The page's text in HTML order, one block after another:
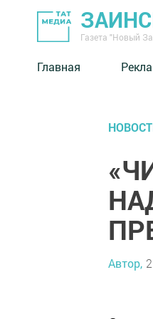
Газета "Новый
Главная
Автор,